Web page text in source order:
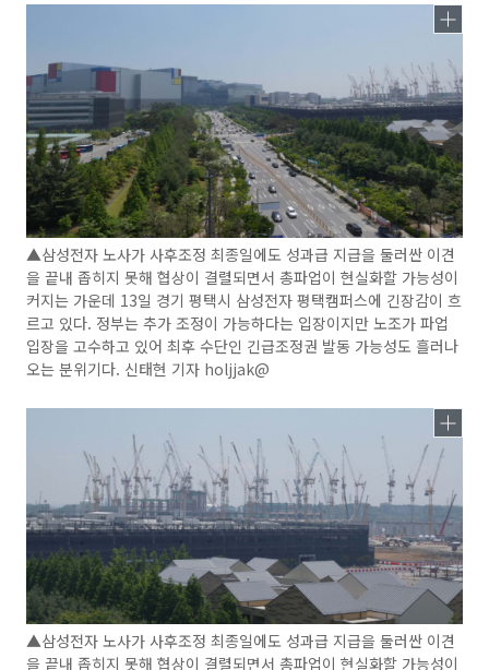
▲삼성전자 노사가 사후조정 최종일에도 성과급 지급을 둘러싼 이견
을 끝내 좁히지 못해 협상이 결렬되면서 총파업이 현실화할 가능성이
커지는 가운데 13일 경기 평택시 삼성전자 평택캠퍼스에 긴장감이 흐
르고 있다. 정부는 추가 조정이 가능하다는 입장이지만 노조가 파업
입장을 고수하고 있어 최후 수단인 긴급조정권 발동 가능성도 흘러나
오는 분위기다. 신태현 기자 holjjak@
▲삼성전자 노사가 사후조정 최종일에도 성과급 지급을 둘러싼 이견
을 끝내 좁히지 못해 협상이 결렬되면서 총파업이 현실화할 가능성이